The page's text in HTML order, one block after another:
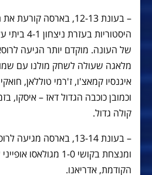
היסטוריות
מלאגה שעולה לשחק מולנו עם
איגנסיו קמאצ'ו, ז'רמי טוללאן,
וכמובן כוכבה הגדול דאז – איסקו,
קולה גדול.
– בעונת 13-14, בארסה
ומנצחת בקושי 1-0
הקודמת, אדריאנו.